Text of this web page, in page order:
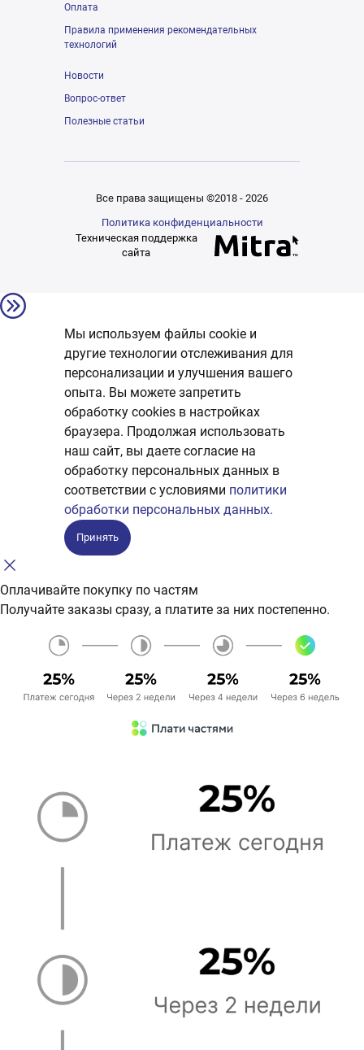
Оплата
Правила применения рекомендательных
технологий
Новости
Вопрос-ответ
Полезные статьи
Все права защищены ©2018 - 2026
Политика конфиденциальности
Техническая поддержка
сайта
Мы используем файлы cookie и
другие технологии отслеживания для
персонализации и улучшения вашего
опыта. Вы можете запретить
обработку сookies в настройках
браузера. Продолжая использовать
наш сайт, вы даете согласие на
обработку персональных данных в
соответствии с условиями политики
обработки персональных данных.
Принять
Оплачивайте покупку по частям
Получайте заказы сразу, а платите за них постепенно.